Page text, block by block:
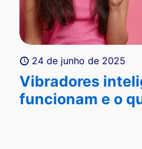
24 de junho de 2025
Vibradores
funcionam e o